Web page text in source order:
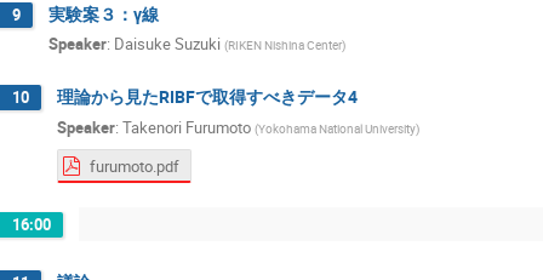
9 実験案３：γ線
Speaker: Daisuke Suzuki (RIKEN Nishina Center)
10 理論から見たRIBFで取得すべきデータ4
Speaker: Takenori Furumoto (Yokohama National University)
furumoto.pdf
16:00